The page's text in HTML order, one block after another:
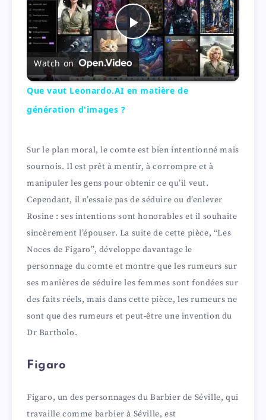
P
l
y
V
i
d
e
o
Watch on
Que vaut Leonardo.AI en matière de
génération d'images ?
Sur le plan moral, le comte est bien intentionné mais
sournois. Il est prêt à mentir, à corrompre et à
manipuler les gens pour obtenir ce qu’il veut.
Cependant, il n’essaie pas de séduire ou d’enlever
Rosine : ses intentions sont honorables et il souhaite
sincèrement l’épouser. La suite de cette pièce, “Les
Noces de Figaro”, développe davantage le
personnage du comte et montre que les rumeurs sur
ses manières de séduire les femmes sont fondées sur
des faits réels, mais dans cette pièce, les rumeurs ne
sont que des rumeurs et peut-être une invention du
Dr Bartholo.
Figaro
Figaro, un des personnages du Barbier de Séville, qui
travaille comme barbier à Séville, est